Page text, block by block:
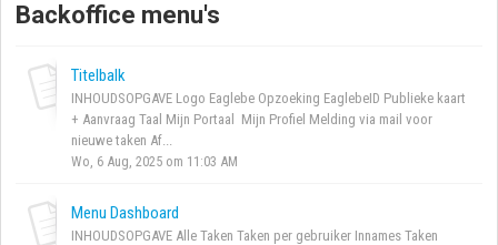
Backoffice menu's
Titelbalk
INHOUDSOPGAVE Logo Eaglebe Opzoeking EaglebeID Publieke kaart
+ Aanvraag Taal Mijn Portaal Mijn Profiel Melding via mail voor
nieuwe taken Af...
Wo, 6 Aug, 2025 om 11:03 AM
Menu Dashboard
INHOUDSOPGAVE Alle Taken Taken per gebruiker Innames Taken